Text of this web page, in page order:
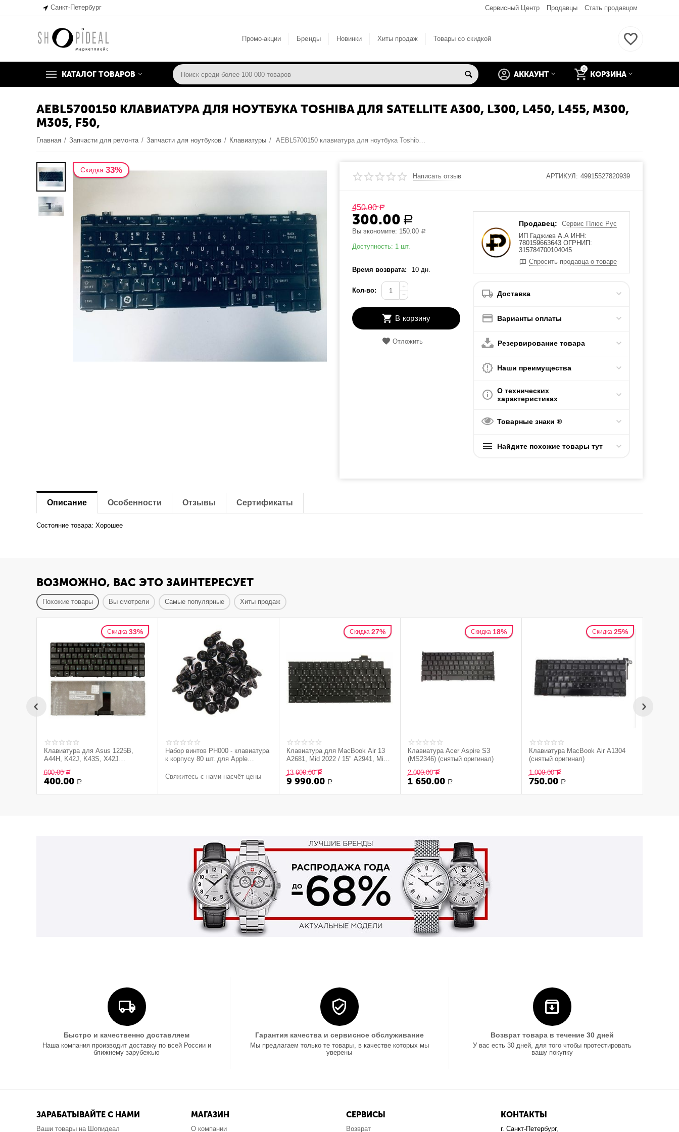
Санкт-Петербург Сервисный Центр Продавцы Стать продавцом
Промо-акции Бренды Новинки Хиты продаж Товары со скидкой
КАТАЛОГ ТОВАРОВ
0
КОРЗИНА
АККАУНТ
AEBL5700150 КЛАВИАТУРА ДЛЯ НОУТБУКА TOSHIBA ДЛЯ SATELLITE A300, L300, L450, L455, M300,
M305, F50,
Главная / Запчасти для ремонта / Запчасти для ноутбуков / Клавиатуры / AEBL5700150 клавиатура для ноутбука Toshiba для Satellite A300, L300, L450, L455, M300, M305, F50,
Скидка 33%
Написать отзыв АРТИКУЛ: 49915527820939
450.00 Р
300.00 Р
Вы экономите: 150.00 Р
Доступность: 1 шт.
Время возврата: 10 дн.
Кол-во:
+
−
В корзину
Отложить
Продавец:
Сервис Плюс Рус
ИП Гаджиев А.А ИНН:
780159663643 ОГРНИП:
315784700104045
Спросить продавца о товаре
Доставка
Варианты оплаты
Резервирование товара
Наши преимущества
О технических
характеристиках
Товарные знаки ®
Найдите похожие товары тут
Описание Особенности Отзывы Сертификаты
Состояние товара: Хорошее
ВОЗМОЖНО, ВАС ЭТО ЗАИНТЕРЕСУЕТ
Похожие товары Вы смотрели Самые популярные Хиты продаж
Скидка 33%
Клавиатура для Asus 1225B,
A44H, K42J, K43S, X42J
рамкой) (Оригинал)
600.00 Р
400.00 Р
Набор винтов PH000 - клавиатура
к корпусу 80 шт. для Apple
Свяжитесь с нами насчёт цены
Скидка 27%
Клавиатура для MacBook Air 13
A2681, Mid 2022 / 15" A2941, Mid
13 600.00 Р
9 990.00 Р
Скидка 18%
Клавиатура Acer Aspire S3
(MS2346) (снятый оригинал)
2 000.00 Р
1 650.00 Р
Скидка 25%
Клавиатура MacBook Air A1304
(снятый оригинал)
1 000.00 Р
750.00 Р
Быстро и качественно доставляем
Наша компания производит доставку по всей России и
ближнему зарубежью
Гарантия качества и сервисное обслуживание
Мы предлагаем только те товары, в качестве которых мы
уверены
Возврат товара в течение 30 дней
У вас есть 30 дней, для того чтобы протестировать
вашу покупку
ЗАРАБАТЫВАЙТЕ С НАМИ
Ваши товары на Шопидеал
МАГАЗИН
О компании
СЕРВИСЫ
Возврат
КОНТАКТЫ
г. Санкт-Петербург,